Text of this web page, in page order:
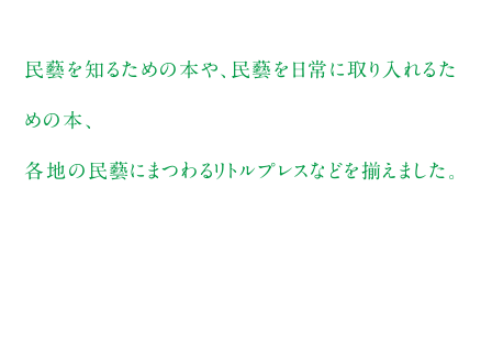
民藝を知るための本や、民藝を日常に取り入れるた
めの本、
各地の民藝にまつわるリトルプレスなどを揃えました。